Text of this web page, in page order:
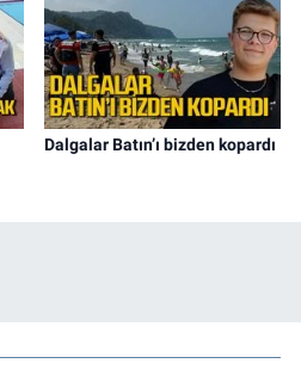
Dalgalar Batın’ı bizden kopardı